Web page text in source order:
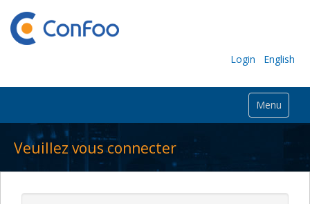
Login English
Menu
Veuillez vous connecter